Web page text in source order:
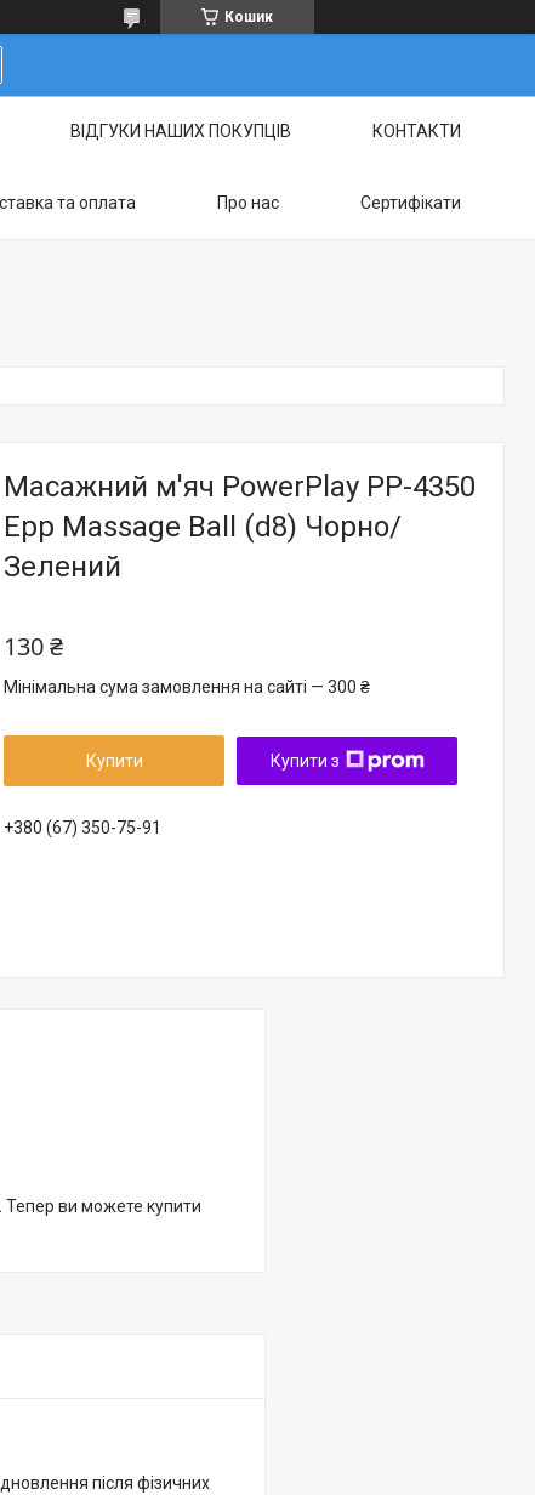
Кошик
ВІДГУКИ НАШИХ ПОКУПЦІВ КОНТАКТИ
та оплата Про нас Сертифікати
Масажний м'яч PowerPlay PP-4350
Epp Massage Ball (d8) Чорно/
Зелений
130 ₴
Мінімальна сума замовлення на сайті — 300 ₴
Купити Купити з
+380 (67) 350-75-91
Тепер ви можете купити
після фізичних